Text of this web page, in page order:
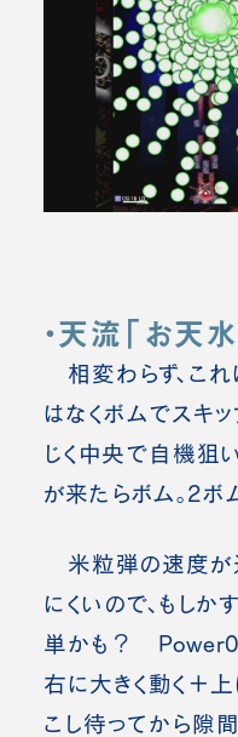
・天流「お天
相変わらず、こ
はなくボムでスキ
じく中央で自機狙
が来たらボム。2ボ
米粒弾の速度が
にくいので、もしか
単かも？ Power0
右に大きく動く＋上
こし待ってから隙